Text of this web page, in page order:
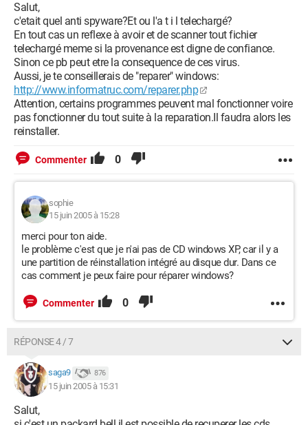
Salut,
c'etait quel anti spyware?Et ou l'a t i l telechargé?
En tout cas un reflexe à avoir et de scanner tout fichier
telechargé meme si la provenance est digne de confiance.
Sinon ce pb peut etre la consequence de ces virus.
Aussi, je te conseillerais de "reparer" windows:
http://www.informatruc.com/reparer.php
Attention, certains programmes peuvent mal fonctionner voire
pas fonctionner du tout suite à la reparation.Il faudra alors les
reinstaller.
Commenter 0
sophie
15 juin 2005 à 15:28
merci pour ton aide.
le problème c'est que je n'ai pas de CD windows XP, car il y a
une partition de réinstallation intégré au disque dur. Dans ce
cas comment je peux faire pour réparer windows?
Commenter 0
RÉPONSE 4 / 7
saga9 876
15 juin 2005 à 15:31
Salut,